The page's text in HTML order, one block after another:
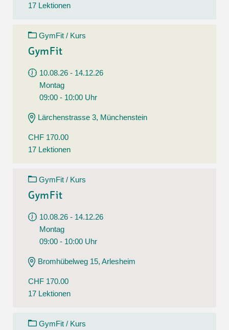
17 Lektionen
GymFit / Kurs
GymFit
10.08.26 - 14.12.26
Montag
09:00 - 10:00 Uhr
Lärchenstrasse 3, Münchenstein
CHF 170.00
17 Lektionen
GymFit / Kurs
GymFit
10.08.26 - 14.12.26
Montag
09:00 - 10:00 Uhr
Bromhübelweg 15, Arlesheim
CHF 170.00
17 Lektionen
GymFit / Kurs